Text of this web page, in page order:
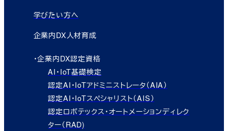
学びたい方へ
企業内DX人材育成
・企業内DX認定資格
AI・IoT基礎検定
認定AI・IoTアドミニストレータ（AIA）
認定AI・IoTスペシャリスト（AIS）
認定ロボテックス・オートメーションディレク
ター（RAD)